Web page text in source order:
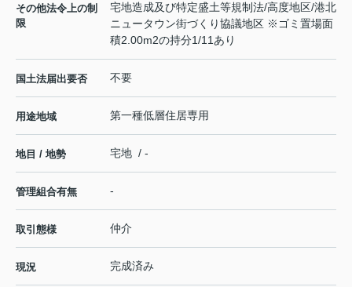
その他法令上の制
限
宅地造成及び特定盛土等規制法/高度地区/港北
ニュータウン街づくり協議地区 ※ゴミ置場面
積2.00m2の持分1/11あり
国土法届出要否 不要
用途地域 第一種低層住居専用
地目 / 地勢 宅地 / -
管理組合有無 -
取引態様 仲介
現況 完成済み